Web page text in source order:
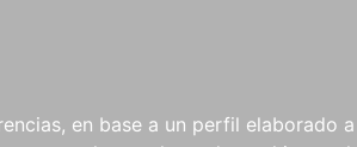
en base a un perfil elaborado
NOVEDADES NOTICIAS
COMPRAS